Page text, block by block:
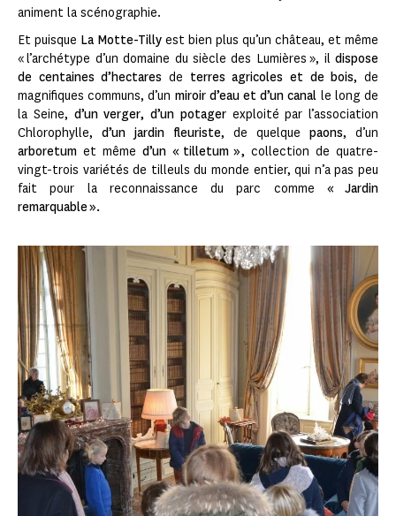
animent la scénographie.
Et puisque La Motte-Tilly est bien plus qu’un château, et même
« l’archétype d’un domaine du siècle des Lumières », il dispose
de centaines d’hectares de terres agricoles et de bois, de
magnifiques communs, d’un miroir d’eau et d’un canal le long de
la Seine, d’un verger, d’un potagerexploité par l’association
Chlorophylle, d’un jardin fleuriste, de quelque paons, d’un
arboretum et même d’un « tilletum », collection de quatre-
vingt-trois variétés de tilleuls du monde entier, qui n’a pas peu
fait pour la reconnaissance du parc comme « Jardin
remarquable ».